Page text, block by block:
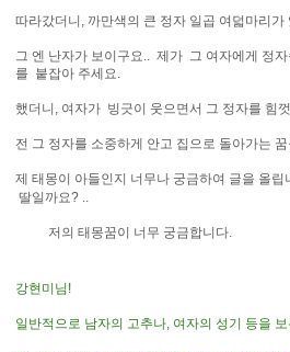
따라갔더니, 까만색의 큰 정자 일곱 여덟마리가
그 엔 난자가 보이구요.. 제가 그 여자에게 정
를 붙잡아 주세요.
했더니, 여자가 빙긋이 웃으면서 그 정자를 힘
전 그 정자를 소중하게 안고 집으로 돌아가는
제 태몽이 아들인지 너무나 궁금하여 글을 올
딸일까요? ..
저의 태몽꿈이 너무 궁금합니다.
강현미님!
일반적으로 남자의 고추나, 여자의 성기 등을